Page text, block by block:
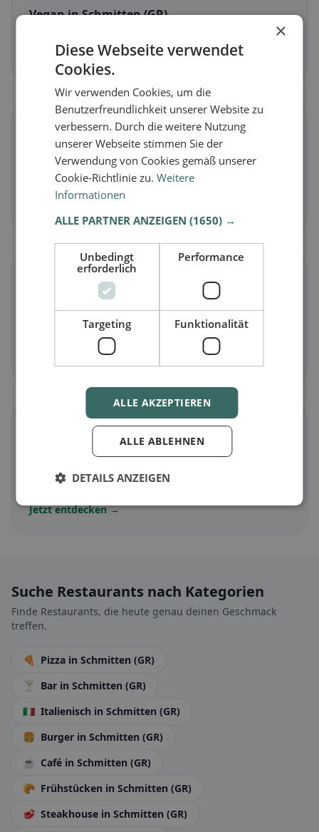
Veganin Schmitten (GR)
Jetzt entdecken →
🥕
Vegetarischin Schmitten (GR)
Fleischlose Gerichte & vegetarische Klassiker
Glutenfreiin Schmitten (GR)
Glutenfreie Optionen & Community-Tipps
Jetzt entdecken →
Halal-Angebote nach Küche und Standort
Jetzt entdecken →
Suche Restaurants nach Kategorien
Finde Restaurants, die heute genau deinen Geschmack
treffen.
🍕 Pizza in Schmitten (GR)
🍸 Bar in Schmitten (GR)
🇮🇹 Italienisch in Schmitten (GR)
🍔 Burger in Schmitten (GR)
☕ Café in Schmitten (GR)
🥐 Frühstücken in Schmitten (GR)
🥩 Steakhouse in Schmitten (GR)
×
Diese Webseite verwendet
Cookies.
Wir verwenden Cookies, um die
Benutzerfreundlichkeit unserer Website zu
verbessern. Durch die weitere Nutzung
unserer Webseite stimmen Sie der
Verwendung von Cookies gemäß unserer
Cookie-Richtlinie zu.Weitere
Informationen
ALLE PARTNER ANZEIGEN(1650) →
Unbedingt
erforderlich
Performance
Targeting Funktionalität
ALLE AKZEPTIEREN
ALLE ABLEHNEN
DETAILS ANZEIGEN